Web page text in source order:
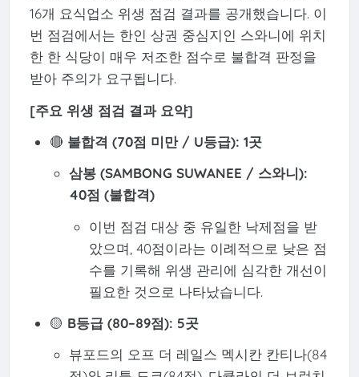
16개 요식업소 위생 점검 결과를 공개했습니다. 이
번 점검에서는 한인 상권 중심지인 스와니에 위치
한 한 식당이 매우 저조한 점수로 불합격 판정을
받아 주의가 요구됩니다.
[주요 위생 점검 결과 요약]
🔴 불합격 (70점 미만 / U등급): 1곳
삼봉 (SAMBONG SUWANEE / 스와니):
40점 (불합격)
이번 점검 대상 중 유일한 낙제점을 받
았으며, 40점이라는 이례적으로 낮은 점
수를 기록해 위생 관리에 심각한 개선이
필요한 것으로 나타났습니다.
🟡 B등급 (80–89점): 5곳
뷰포드의 오프 더 레일스 멕시칸 칸티나(84